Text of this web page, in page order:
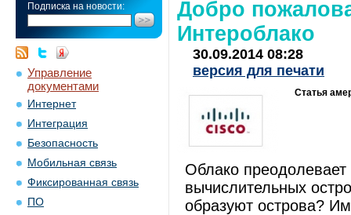
Подписка на новости:
Управление
документами
Интернет
Интеграция
Безопасность
Мобильная связь
Фиксированная связь
ПО
Добро
Интероблако
30.09.2014 08:28
версия для печати
Статья
Облако преодолевает
вычислительных
образуют острова?